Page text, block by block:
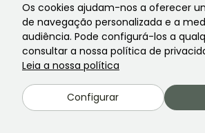
Os cookies ajudam-nos a oferecer
de navegação personalizada e a
audiência. Pode configurá-los a
consultar a nossa política de
Leia a nossa política
Configurar
Junte-se à comunidade dos